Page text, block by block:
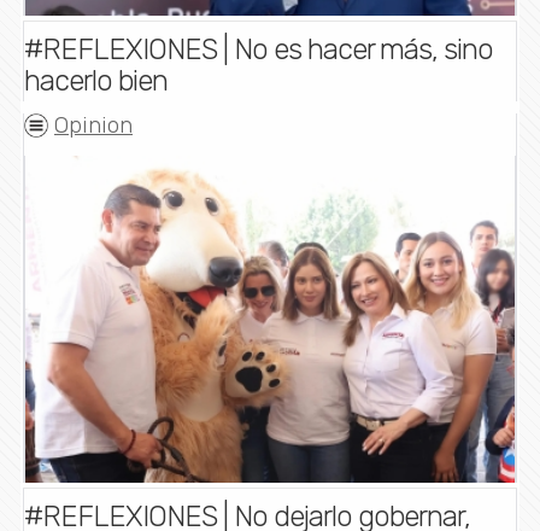
#REFLEXIONES | No es hacer más, sino
hacerlo bien
Opinion
#REFLEXIONES | No dejarlo gobernar,